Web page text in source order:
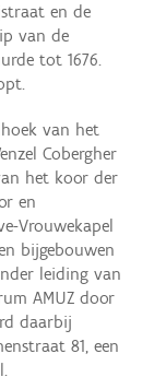
en de
van de
tot 1676.
van het
Cobergher
het koor der
en
Vrouwekapel
bijgebouwen
leiding van
AMUZ door
daarbij
81, een